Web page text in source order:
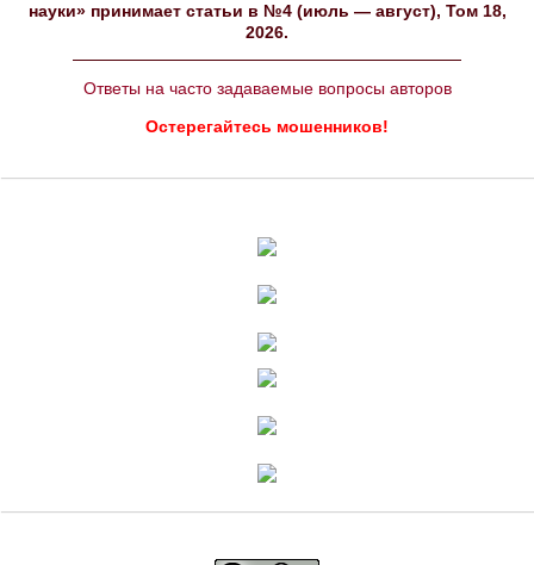
науки» принимает статьи в №4 (июль — август), Том 18,
2026.
Ответы на часто задаваемые вопросы авторов
Остерегайтесь мошенников!